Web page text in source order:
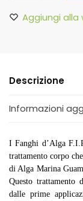
Aggiungi alla
Descrizione
Informazioni
I Fanghi d’Alga
trattamento corpo
di Alga Marina
Questo
dalle prime